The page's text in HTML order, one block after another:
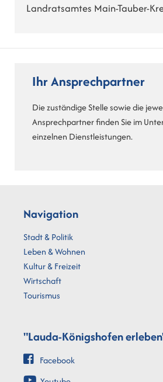
Landratsamtes Main-Tauber-
Ihr Ansprechpartner
Die zuständige Stelle sowie die
Ansprechpartner finden Sie im
einzelnen Dienstleistungen.
Navigation
Stadt & Politik
Leben & Wohnen
Kultur & Freizeit
Wirtschaft
Tourismus
"Lauda-Königshofen
Facebook